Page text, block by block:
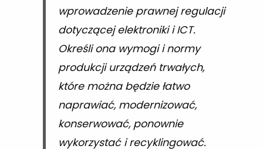
wprowadzenie prawnej regulacji
dotyczącej elektroniki i ICT.
Określi ona wymogi i normy
produkcji urządzeń trwałych,
które można będzie łatwo
naprawiać, modernizować,
konserwować, ponownie
wykorzystać i recyklingować.